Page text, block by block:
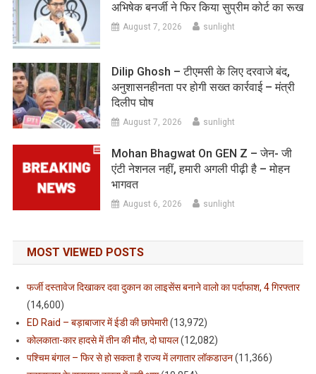
अभिषेक बनर्जी ने फिर किया सुप्रीम कोर्ट का रूख
August 7, 2026 sunlight
Dilip Ghosh – टीएमसी के लिए दरवाजे बंद,
अनुशासनहीनता पर होगी सख्त कार्रवाई – मंत्री
दिलीप घोष
August 7, 2026 sunlight
Mohan Bhagwat On GEN Z – जेन- जी
एंटी नेशनल नहीं, हमारी अगली पीढ़ी है – मोहन
भागवत
August 6, 2026 sunlight
MOST VIEWED POSTS
फर्जी दस्तावेज दिखाकर दवा दुकान का लाइसेंस बनाने वालो का पर्दाफाश, 4 गिरफ्तार
(14,600)
ED Raid – बड़ाबाजार में ईडी की छापेमारी(13,972)
कोलकाता-कार हादसे में तीन की मौत, दो घायल(12,082)
पश्चिम बंगाल – फिर से हो सकता है राज्य में लगातार लॉकडाउन(11,366)